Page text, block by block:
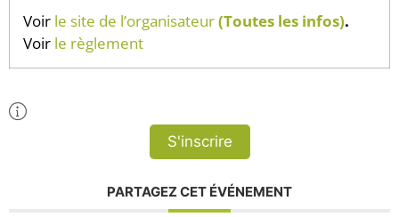
Voir le site de l’organisateur(Toutes les infos).
Voir le règlement
S'inscrire
PARTAGEZ CET ÉVÉNEMENT